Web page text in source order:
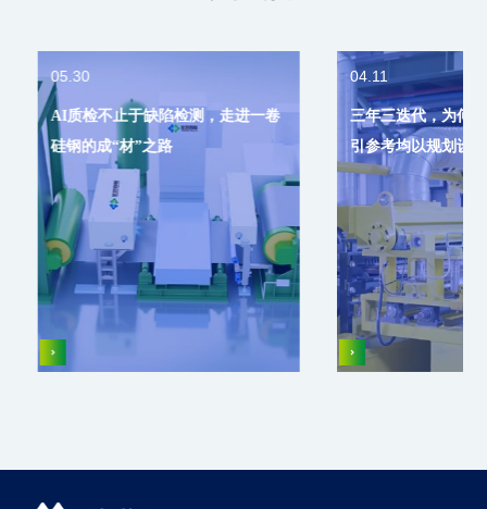
05.30
AI质检不止于缺陷检测，走进一卷
硅钢的成“材”之路
04.11
三年三迭代，为何
引参考均以规划设